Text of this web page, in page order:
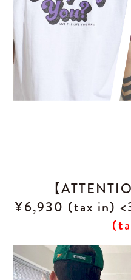
【
¥6,930 (tax in)